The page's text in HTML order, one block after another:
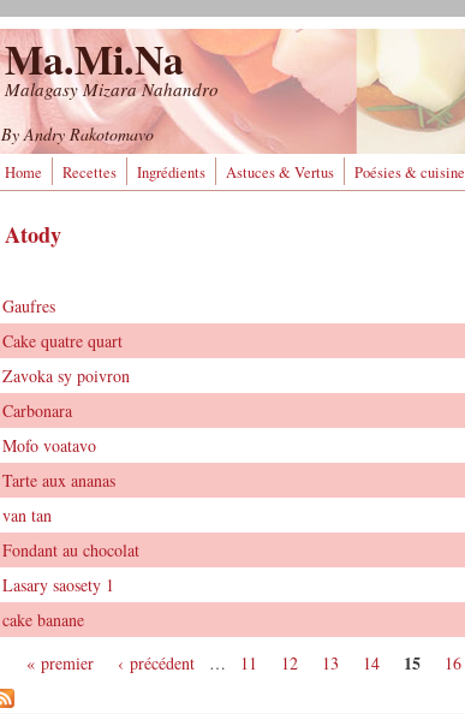
Ma.Mi.Na
Malagasy Mizara Nahandro
By Andry Rakotomavo
Home Recettes Ingrédients Astuces & Vertus Poésies & cuisine
Atody
Gaufres
Cake quatre quart
Zavoka sy poivron
Carbonara
Mofo voatavo
Tarte aux ananas
van tan
Fondant au chocolat
Lasary saosety 1
cake banane
Pages« premier ‹ précédent … 11 12 13 14 15 16